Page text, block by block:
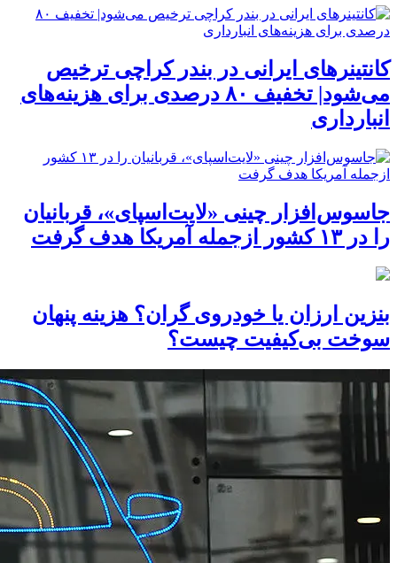
کانتینرهای ایرانی در بندر کراچی ترخیص
می‌شود| تخفیف ۸۰ درصدی برای هزینه‌های
انبارداری
جاسوس‌افزار چینی «لایت‌اسپای»، قربانیان
را در ۱۳ کشور ازجمله آمریکا هدف گرفت
بنزین ارزان یا خودروی گران؟ هزینه پنهان
سوخت بی‌کیفیت چیست؟